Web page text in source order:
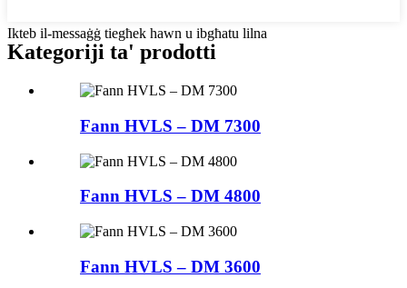
Ikteb il-messaġġ tiegħek hawn u ibgħatu lilna
Kategoriji ta' prodotti
Fann HVLS – DM 7300
Fann HVLS – DM 4800
Fann HVLS – DM 3600